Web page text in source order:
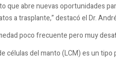
que abre nuevas oportunidades
a trasplante,” destacó el Dr.
poco frecuente pero muy
células del manto (LCM) es un